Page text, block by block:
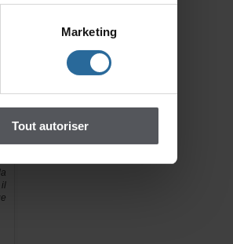
Marketing
Toutautoriser